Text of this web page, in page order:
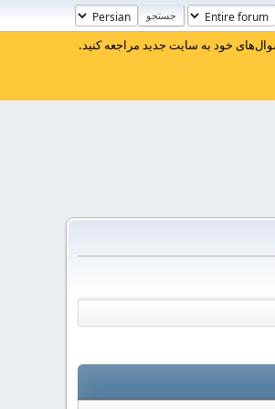
خود به سایت جدید مراجعه کنید.